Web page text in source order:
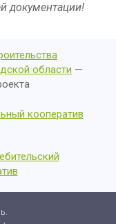
документации!
области —
кооператив